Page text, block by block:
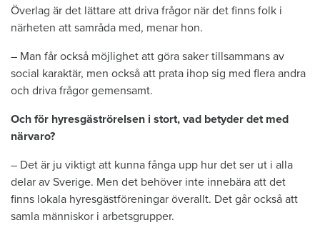
Överlag är det lättare att driva frågor när det finns folk i
närheten att samråda med, menar hon.
– Man får också möjlighet att göra saker tillsammans av
social karaktär, men också att prata ihop sig med flera andra
och driva frågor gemensamt.
Och för hyresgäströrelsen i stort, vad betyder det med
närvaro?
– Det är ju viktigt att kunna fånga upp hur det ser ut i alla
delar av Sverige. Men det behöver inte innebära att det
finns lokala hyresgästföreningar överallt. Det går också att
samla människor i arbetsgrupper.